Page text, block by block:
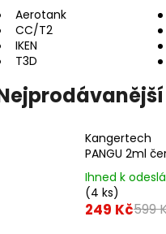
Aerotank
CC/T2
IKEN
T3D
Kangertech
PANGU 2ml
Ihned k
(4 ks)
249 Kč599
Doporučujeme